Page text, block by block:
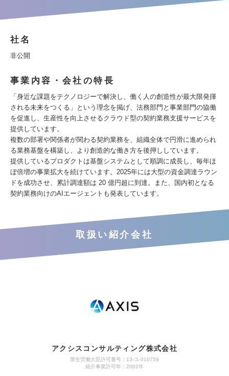
社名
非公開
事業内容・会社の特長
「身近な課題をテクノロジーで解決し、働く人の創造性が最大限発揮
される未来をつくる」という理念を掲げ、法務部門と事業部門の協働
を促進し、生産性を向上させるクラウド型の契約業務支援サービスを
提供しています。
複数の部署や関係者が関わる契約業務を、組織全体で円滑に進められ
る業務基盤を構築し、より創造的な働き方を後押ししています。
提供しているプロダクトは基盤システムとして順調に成長し、毎年ほ
ぼ倍増の事業拡大を続けています。2025年には大型の資金調達ラウン
ドを成功させ、累計調達額は 20 億円超に到達。また、国内初となる
契約業務向けのAIエージェントも発表しています。
取扱い紹介会社
アクシスコンサルティング株式会社
厚生労働大臣許可番号：13-ユ-010759
紹介事業許可年：2002年